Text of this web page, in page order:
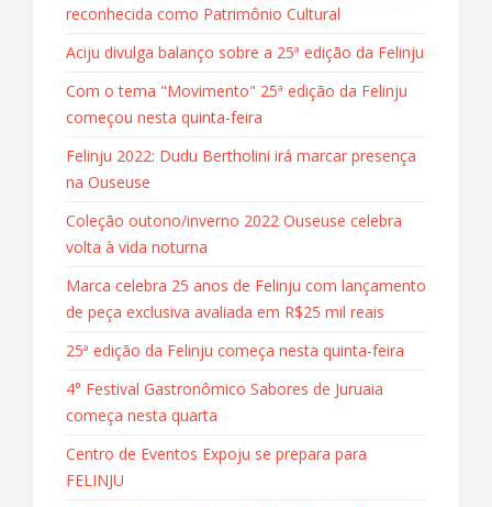
reconhecida como Patrimônio Cultural
Aciju divulga balanço sobre a 25ª edição da Felinju
Com o tema "Movimento" 25ª edição da Felinju
começou nesta quinta-feira
Felinju 2022: Dudu Bertholini irá marcar presença
na Ouseuse
Coleção outono/inverno 2022 Ouseuse celebra
volta à vida noturna
Marca celebra 25 anos de Felinju com lançamento
de peça exclusiva avaliada em R$25 mil reais
25ª edição da Felinju começa nesta quinta-feira
4° Festival Gastronômico Sabores de Juruaia
começa nesta quarta
Centro de Eventos Expoju se prepara para
FELINJU